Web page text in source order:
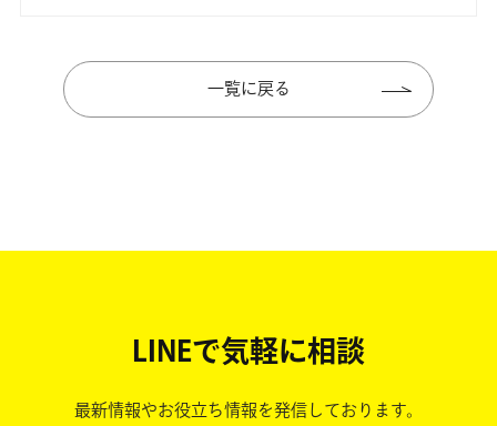
一覧に戻る
LINEで気軽に相談
最新情報やお役立ち情報を発信しております。